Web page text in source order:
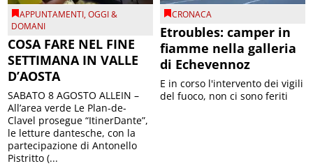
APPUNTAMENTI,OGGI &
DOMANI
COSA FARE NEL FINE
SETTIMANA IN VALLE
D’AOSTA
SABATO 8 AGOSTO ALLEIN –
All’area verde Le Plan-de-
Clavel prosegue “ItinerDante”,
le letture dantesche, con la
partecipazione di Antonello
Pistritto (...
CRONACA
Etroubles: camper in
fiamme nella galleria
di Echevennoz
E in corso l'intervento dei vigili
del fuoco, non ci sono feriti